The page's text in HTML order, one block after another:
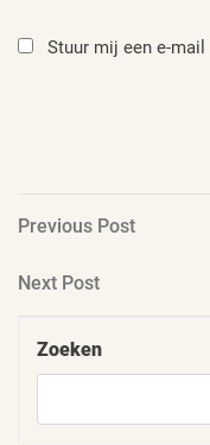
Stuur mij een e-
Previous
Previous Post
Next
Next Post
Zoeken